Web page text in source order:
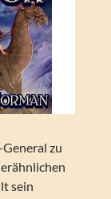
zu
sein